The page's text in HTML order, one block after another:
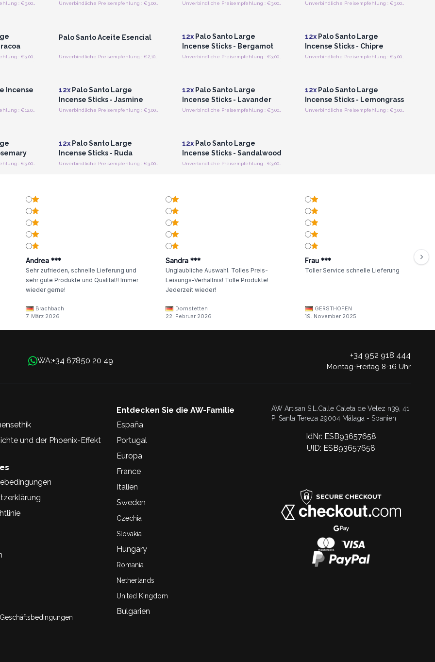
Unverbindliche Preisempfehlung : €3.00/stick Unverbindliche Preisempfehlung : €3.00/stick
Unverbindliche Preisempfehlung : €3.00/stick
Palo Santo Aceite Esencial 12xPalo Santo Large
Incense Sticks - Bergamot
Unverbindliche Preisempfehlung : €3.00/stick
12x Palo Santo Large
Incense Sticks - Chipre
Incense
Unverbindliche Preisempfehlung : €12.00/set
12x Palo Santo Large
Incense Sticks - Jasmine
12xPalo Santo Large
Incense Sticks - Lavander
Unverbindliche Preisempfehlung : €3.00/stick
12x Palo Santo Large
Incense Sticks - Lemongrass
Unverbindliche Preisempfehlung : €3.00/stick
12x Palo Santo Large
Incense Sticks - Ruda
12xPalo Santo Large
Incense Sticks - Sandalwood
Unverbindliche Preisempfehlung : €3.00/stick
Andrea ***
Sehr zufrieden, schnelle Lieferung und
sehr gute Produkte und Qualität!! Immer
wieder gerne!
Brachbach
7. März 2026
Sandra ***
Unglaubliche Auswahl. Tolles Preis-
Leisungs-Verhältnis! Tolle Produkte!
Jederzeit wieder!
Dornstetten
22. Februar 2026
Frau ***
Toller Service schnelle Lieferung
GERSTHOFEN
19. November 2025
WA:+34 67850 20 49
+34 952 918 444
Montag-Freitag 8-16 Uhr
und der Phoenix-Effekt
Entdecken Sie die AW-Familie
España
Portugal
Europa
France
Italien
Sweden
Czechia
Slovakia
Hungary
Romania
Netherlands
United Kingdom
Bulgarien
AW Artisan S.L.Calle Caleta de Velez n39, 41
PI Santa Tereza 29004 Málaga - Spanien
IdNr: ESB93657658
UID: ESB93657658